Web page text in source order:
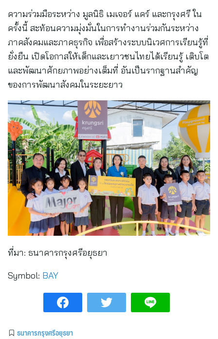
ความร่วมมือระหว่าง มูลนิธิ เมเจอร์ แคร์ และกรุงศรี ใน
ครั้งนี้ สะท้อนความมุ่งมั่นในการทำงานร่วมกันระหว่าง
ภาคสังคมและภาคธุรกิจ เพื่อสร้างระบบนิเวศการเรียนรู้ที่
ยั่งยืน เปิดโอกาสให้เด็กและเยาวชนไทยได้เรียนรู้ เติบโต
และพัฒนาศักยภาพอย่างเต็มที่ อันเป็นรากฐานสำคัญ
ของการพัฒนาสังคมในระยะยาว
ที่มา: ธนาคารกรุงศรีอยุธยา
Symbol: BAY
ธนาคารกรุงศรีอยุธยา